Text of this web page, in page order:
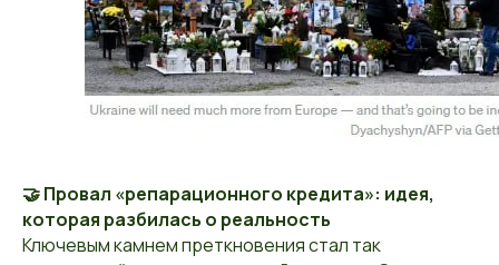
🤝 Провал «репарационного кредита»: идея,
которая разбилась о реальность
Ключевым камнем преткновения стал так